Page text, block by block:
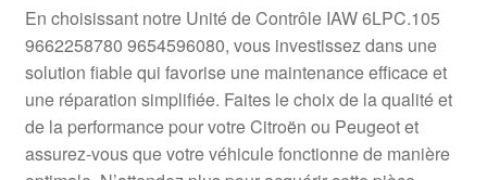
Termes et conditions
En choisissant notre Unité de Contrôle IAW 6LPC.105
9662258780 9654596080, vous investissez dans une
solution fiable qui favorise une maintenance efficace et
une réparation simplifiée. Faites le choix de la qualité et
de la performance pour votre Citroën ou Peugeot et
assurez-vous que votre véhicule fonctionne de manière